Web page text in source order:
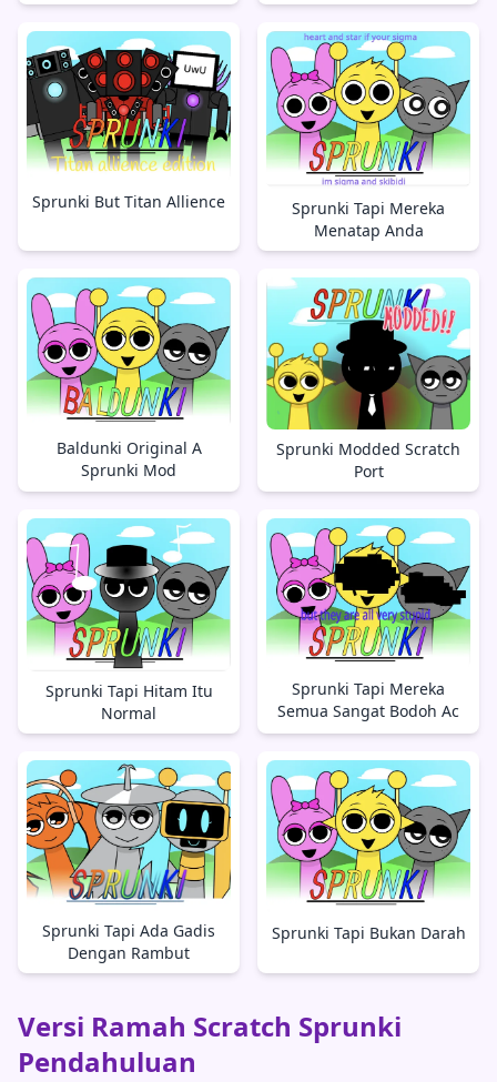
Sprunki But Titan Allience
Sprunki Tapi Mereka
Menatap Anda
Baldunki Original A
Sprunki Mod
Sprunki Modded Scratch
Port
Sprunki Tapi Hitam Itu
Normal
Sprunki Tapi Mereka
Semua Sangat Bodoh Ac
Sprunki Tapi Ada Gadis
Dengan Rambut
Sprunki Tapi Bukan Darah
Versi Ramah Scratch Sprunki
Pendahuluan